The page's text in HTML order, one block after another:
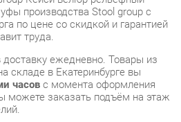
ежедневно. Товары из
складе в Екатеринбурге вы
часовс момента оформления
заказать подъём на этаж
и для товаров, находящихся
рассчитывается индивидуально.
доставки вы можете
.